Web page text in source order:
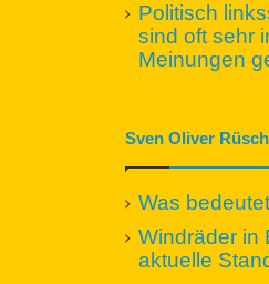
Politisch
sind oft sehr
Meinungen
Sven Oliver
Was
Windräder in
aktuelle